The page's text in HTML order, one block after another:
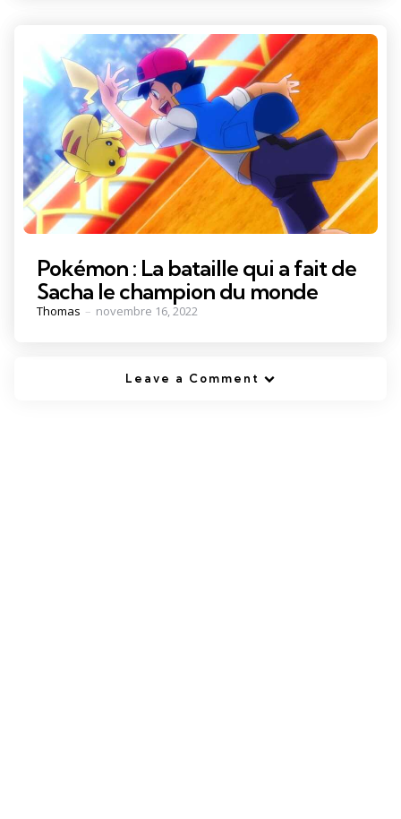
Pokémon : La bataille qui a fait de
Sacha le champion du monde
Posted
Thomas novembre 16, 2022
Leave a Comment